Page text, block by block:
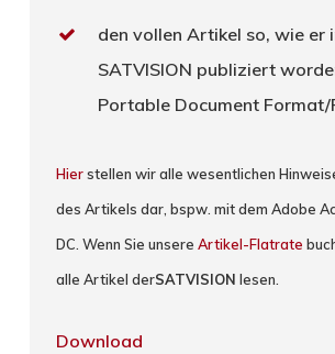
den vollen Artikel so, wie er
SATVISION publiziert
Portable Document Format/
Hierstellen wir alle wesentlichen
des Artikels dar, bspw. mit dem Adobe
DC. Wenn Sie unsereArtikel-Flatrate
alle Artikel derSATVISION lesen.
Download